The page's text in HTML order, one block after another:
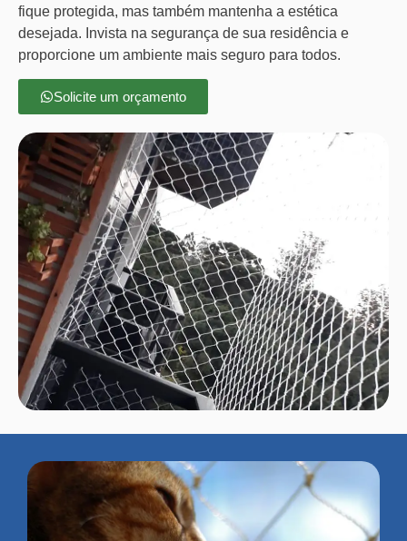
fique protegida, mas também mantenha a estética
desejada. Invista na segurança de sua residência e
proporcione um ambiente mais seguro para todos.
Solicite um orçamento